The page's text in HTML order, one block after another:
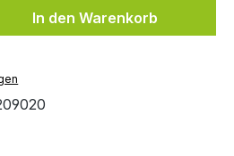
Gib den
In den Warenkorb